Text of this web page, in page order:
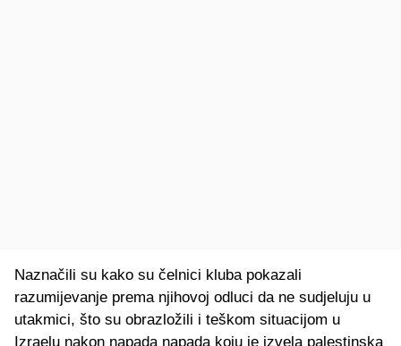
Naznačili su kako su čelnici kluba pokazali
razumijevanje prema njihovoj odluci da ne sudjeluju u
utakmici, što su obrazložili i teškom situacijom u
Izraelu nakon napada napada koju je izvela palestinska